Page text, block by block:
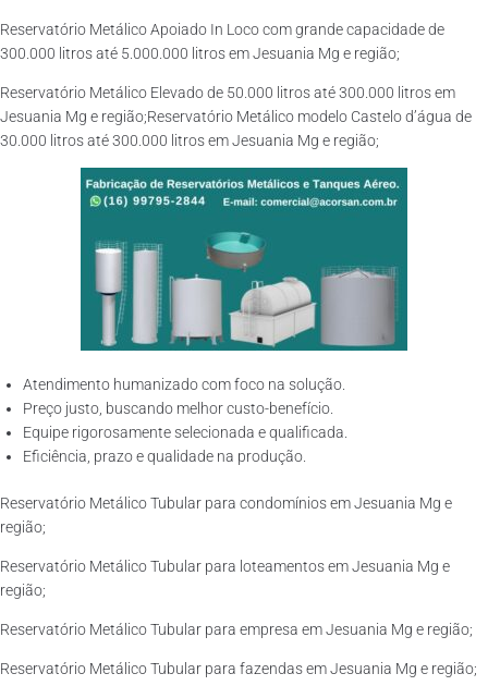
Reservatório Metálico Apoiado In Loco com grande capacidade de
300.000 litros até 5.000.000 litros em Jesuania Mg e região;
Reservatório Metálico Elevado de 50.000 litros até 300.000 litros em
Jesuania Mg e região;Reservatório Metálico modelo Castelo d’água de
30.000 litros até 300.000 litros em Jesuania Mg e região;
Atendimento humanizado com foco na solução.
Preço justo, buscando melhor custo-benefício.
Equipe rigorosamente selecionada e qualificada.
Eficiência, prazo e qualidade na produção.
Reservatório Metálico Tubular para condomínios em Jesuania Mg e
região;
Reservatório Metálico Tubular para loteamentos em Jesuania Mg e
região;
Reservatório Metálico Tubular para empresa em Jesuania Mg e região;
Reservatório Metálico Tubular para fazendas em Jesuania Mg e região;